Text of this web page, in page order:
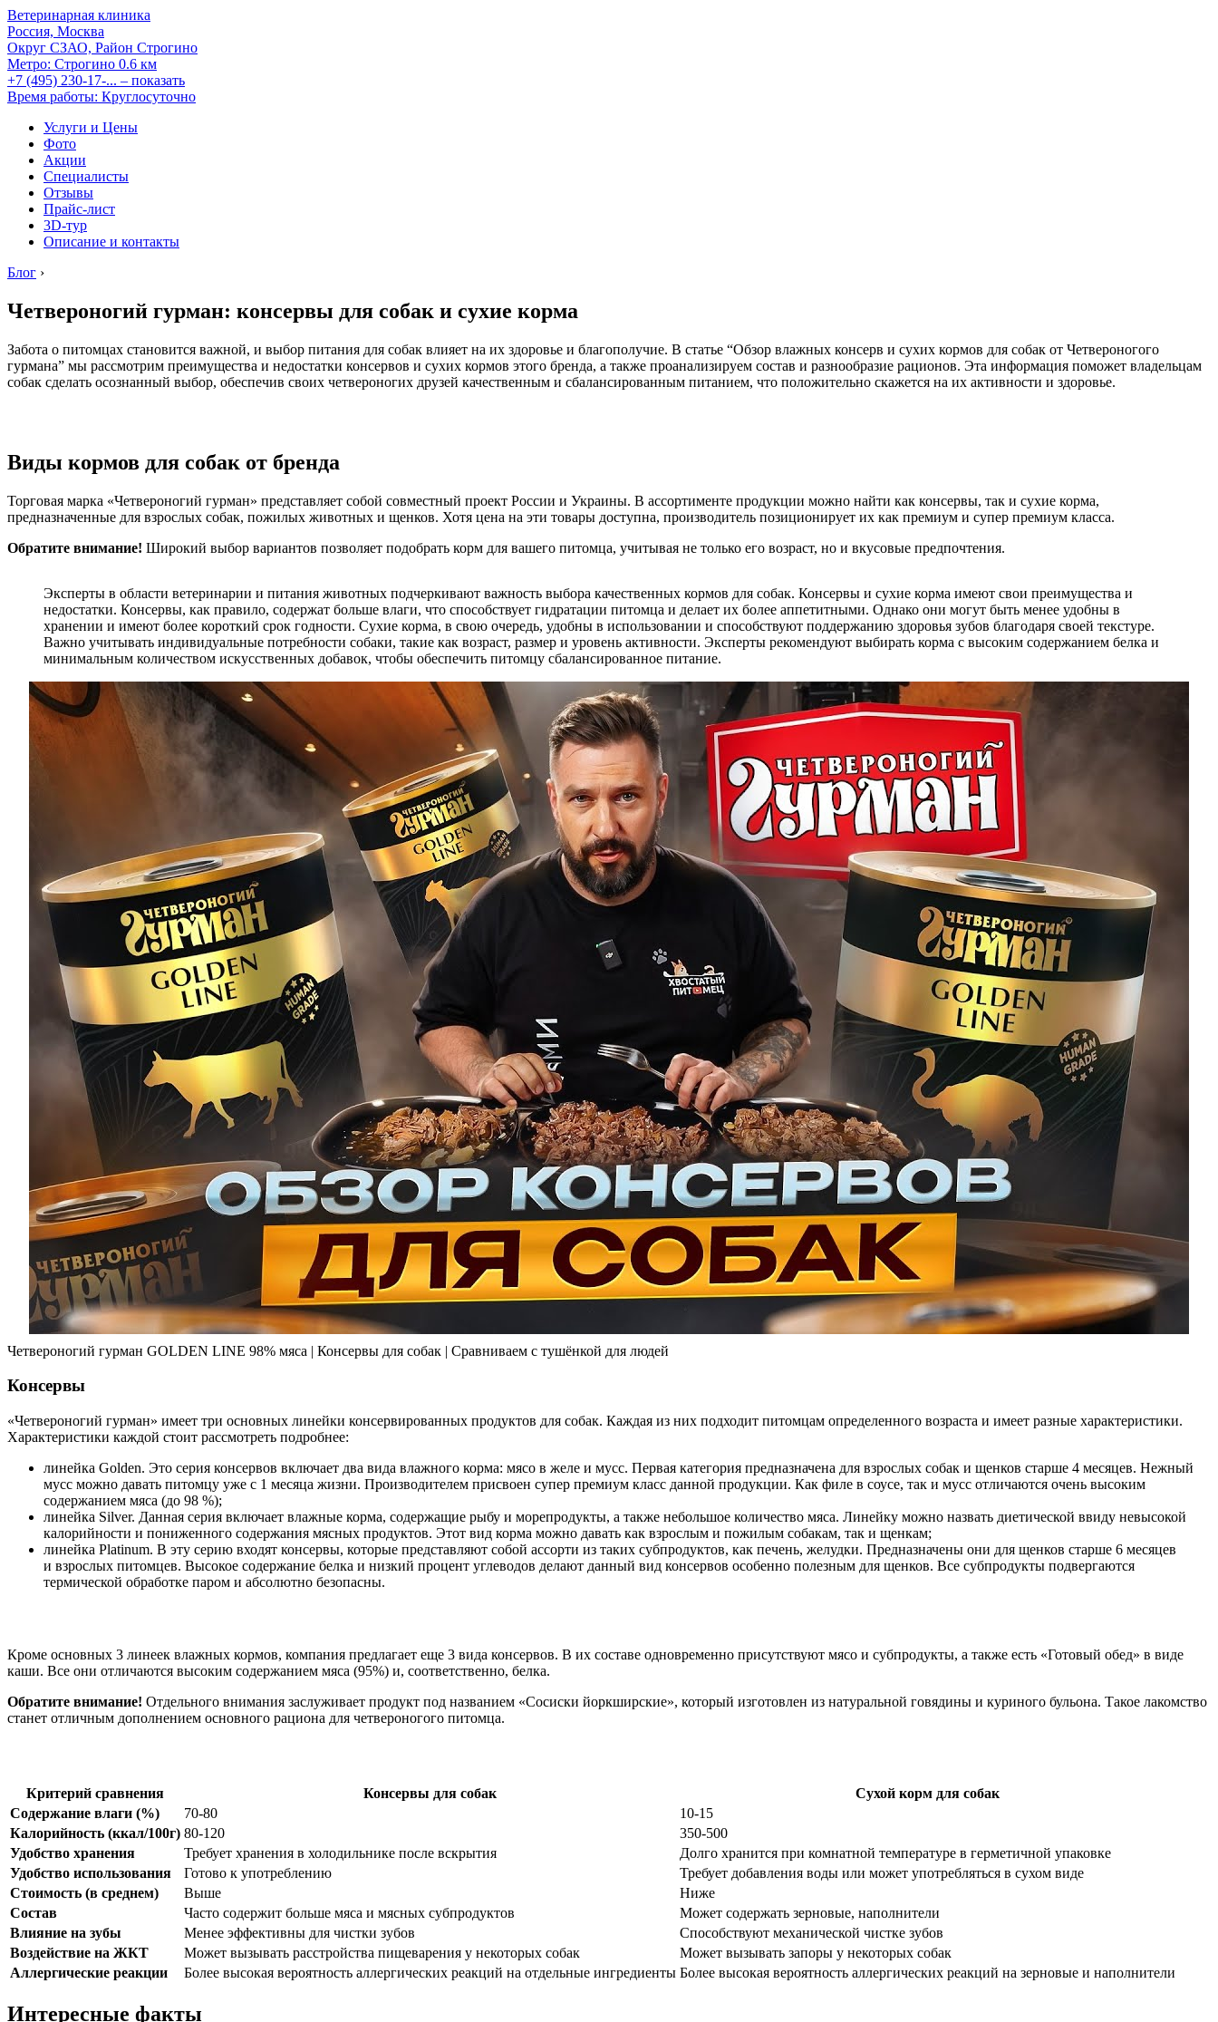
Ветеринарная клиника
Россия, Москва
Округ СЗАО, Район Строгино
Метро: Строгино 0.6 км
+7 (495) 230-17-... – показать
Время работы: Круглосуточно
Услуги и Цены
Фото
Акции
Специалисты
Отзывы
Прайс-лист
3D-тур
Описание и контакты
Блог ›
Четвероногий гурман: консервы для собак и сухие корма
Забота о питомцах становится важной, и выбор питания для собак влияет на их здоровье и благополучие. В статье “Обзор влажных консерв и сухих кормов для собак от Четвероногого
гурмана” мы рассмотрим преимущества и недостатки консервов и сухих кормов этого бренда, а также проанализируем состав и разнообразие рационов. Эта информация поможет владельцам
собак сделать осознанный выбор, обеспечив своих четвероногих друзей качественным и сбалансированным питанием, что положительно скажется на их активности и здоровье.
Виды кормов для собак от бренда
Торговая марка «Четвероногий гурман» представляет собой совместный проект России и Украины. В ассортименте продукции можно найти как консервы, так и сухие корма,
предназначенные для взрослых собак, пожилых животных и щенков. Хотя цена на эти товары доступна, производитель позиционирует их как премиум и супер премиум класса.
Обратите внимание! Широкий выбор вариантов позволяет подобрать корм для вашего питомца, учитывая не только его возраст, но и вкусовые предпочтения.
Эксперты в области ветеринарии и питания животных подчеркивают важность выбора качественных кормов для собак. Консервы и сухие корма имеют свои преимущества и
недостатки. Консервы, как правило, содержат больше влаги, что способствует гидратации питомца и делает их более аппетитными. Однако они могут быть менее удобны в
хранении и имеют более короткий срок годности. Сухие корма, в свою очередь, удобны в использовании и способствуют поддержанию здоровья зубов благодаря своей текстуре.
Важно учитывать индивидуальные потребности собаки, такие как возраст, размер и уровень активности. Эксперты рекомендуют выбирать корма с высоким содержанием белка и
минимальным количеством искусственных добавок, чтобы обеспечить питомцу сбалансированное питание.
Четвероногий гурман GOLDEN LINE 98% мяса | Консервы для собак | Сравниваем с тушёнкой для людей
Консервы
«Четвероногий гурман» имеет три основных линейки консервированных продуктов для собак. Каждая из них подходит питомцам определенного возраста и имеет разные характеристики.
Характеристики каждой стоит рассмотреть подробнее:
линейка Golden. Это серия консервов включает два вида влажного корма: мясо в желе и мусс. Первая категория предназначена для взрослых собак и щенков старше 4 месяцев. Нежный
мусс можно давать питомцу уже с 1 месяца жизни. Производителем присвоен супер премиум класс данной продукции. Как филе в соусе, так и мусс отличаются очень высоким
содержанием мяса (до 98 %);
линейка Silver. Данная серия включает влажные корма, содержащие рыбу и морепродукты, а также небольшое количество мяса. Линейку можно назвать диетической ввиду невысокой
калорийности и пониженного содержания мясных продуктов. Этот вид корма можно давать как взрослым и пожилым собакам, так и щенкам;
линейка Platinum. В эту серию входят консервы, которые представляют собой ассорти из таких субпродуктов, как печень, желудки. Предназначены они для щенков старше 6 месяцев
и взрослых питомцев. Высокое содержание белка и низкий процент углеводов делают данный вид консервов особенно полезным для щенков. Все субпродукты подвергаются
термической обработке паром и абсолютно безопасны.
Кроме основных 3 линеек влажных кормов, компания предлагает еще 3 вида консервов. В их составе одновременно присутствуют мясо и субпродукты, а также есть «Готовый обед» в виде
каши. Все они отличаются высоким содержанием мяса (95%) и, соответственно, белка.
Обратите внимание! Отдельного внимания заслуживает продукт под названием «Сосиски йоркширские», который изготовлен из натуральной говядины и куриного бульона. Такое лакомство
станет отличным дополнением основного рациона для четвероногого питомца.
Критерий сравнения Консервы для собак
Сухой корм для собак
Содержание влаги (%)
70-80
10-15
Калорийность (ккал/100г) 80-120
350-500
Удобство хранения
Требует хранения в холодильнике после вскрытия
Долго хранится при комнатной температуре в герметичной упаковке
Удобство использования
Готово к употреблению
Требует добавления воды или может употребляться в сухом виде
Стоимость (в среднем)
Выше
Ниже
Состав
Часто содержит больше мяса и мясных субпродуктов
Может содержать зерновые, наполнители
Влияние на зубы
Менее эффективны для чистки зубов
Способствуют механической чистке зубов
Воздействие на ЖКТ
Может вызывать расстройства пищеварения у некоторых собак
Может вызывать запоры у некоторых собак
Аллергические реакции
Более высокая вероятность аллергических реакций на отдельные ингредиенты Более высокая вероятность аллергических реакций на зерновые и наполнители
Интересные факты